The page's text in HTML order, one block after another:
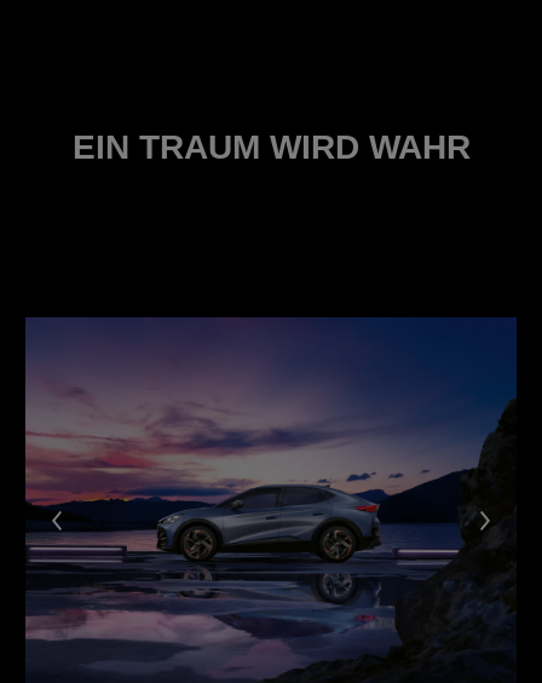
EIN TRAUM WIRD WAHR